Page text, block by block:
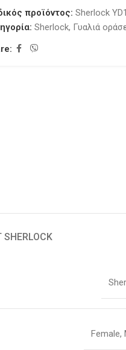
προϊόντος: Sherlock
Sherlock, Γυαλιά
SHERLOCK
Female,